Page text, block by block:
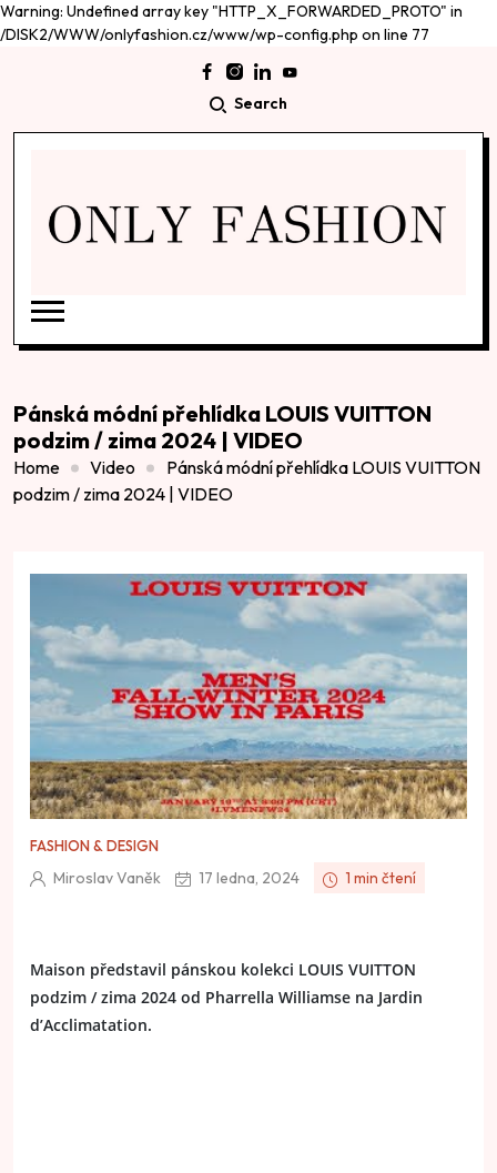
Warning: Undefined array key "HTTP_X_FORWARDED_PROTO" in
/DISK2/WWW/onlyfashion.cz/www/wp-config.php on line 77
Search
Pánská módní přehlídka LOUIS VUITTON
podzim / zima 2024 | VIDEO
Home Video
Pánská módní přehlídka LOUIS VUITTON
podzim / zima 2024 | VIDEO
FASHION & DESIGN
Miroslav Vaněk 17 ledna, 2024 1 min čtení
Maison představil pánskou kolekci LOUIS VUITTON
podzim / zima 2024 od Pharrella Williamse na Jardin
d’Acclimatation.